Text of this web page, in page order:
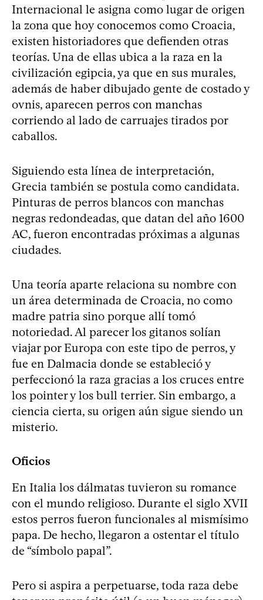
Internacional le asigna como lugar de origen
la zona que hoy conocemos como Croacia,
existen historiadores que defienden otras
teorías. Una de ellas ubica a la raza en la
civilización egipcia, ya que en sus murales,
además de haber dibujado gente de costado y
ovnis, aparecen perros con manchas
corriendo al lado de carruajes tirados por
caballos.
Siguiendo esta línea de interpretación,
Grecia también se postula como candidata.
Pinturas de perros blancos con manchas
negras redondeadas, que datan del año 1600
AC, fueron encontradas próximas a algunas
ciudades.
Una teoría aparte relaciona su nombre con
un área determinada de Croacia, no como
madre patria sino porque allí tomó
notoriedad. Al parecer los gitanos solían
viajar por Europa con este tipo de perros, y
fue en Dalmacia donde se estableció y
perfeccionó la raza gracias a los cruces entre
los pointer y los bull terrier. Sin embargo, a
ciencia cierta, su origen aún sigue siendo un
misterio.
Oficios
En Italia los dálmatas tuvieron su romance
con el mundo religioso. Durante el siglo XVII
estos perros fueron funcionales al mismísimo
papa. De hecho, llegaron a ostentar el título
de “símbolo papal”.
Pero si aspira a perpetuarse, toda raza debe